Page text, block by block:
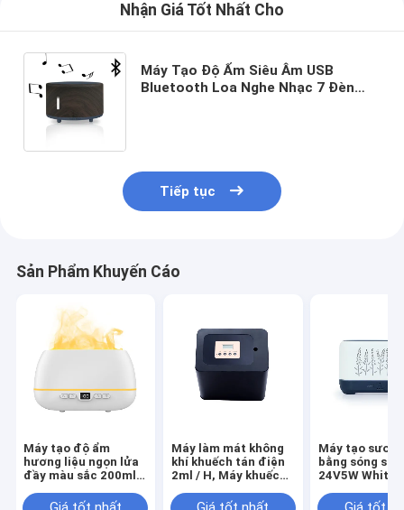
Nhận Giá Tốt Nhất Cho
Máy Tạo Độ Ẩm Siêu Âm USB
Bluetooth Loa Nghe Nhạc 7 Đèn
Tiếp tục
Sản Phẩm Khuyến Cáo
Máy tạo độ ẩm
hương liệu ngọn lửa
đầy màu sắc 200ml
hương thơm USB
Máy làm mát không
khí khuếch tán điện
2ml / H, Máy khuếch
thương mại CE tự
Máy tạo
bằng sóng
24V5W White